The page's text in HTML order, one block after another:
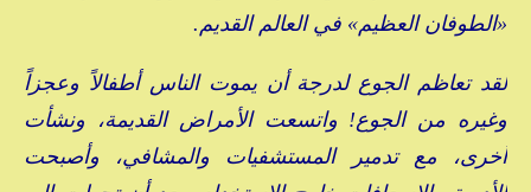
«الطوفان العظيم» في العالم القديم.
لقد تعاظم الجوع لدرجة أن يموت الناس أطفالاً وعجزاً
وغيره من الجوع! واتسعت الأمراض القديمة، ونشأت
أخرى، مع تدمير المستشفيات والمشافي، وأصبحت